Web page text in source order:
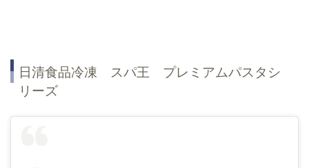
日清食品冷凍 スパ王 プレミアムパスタシ
リーズ